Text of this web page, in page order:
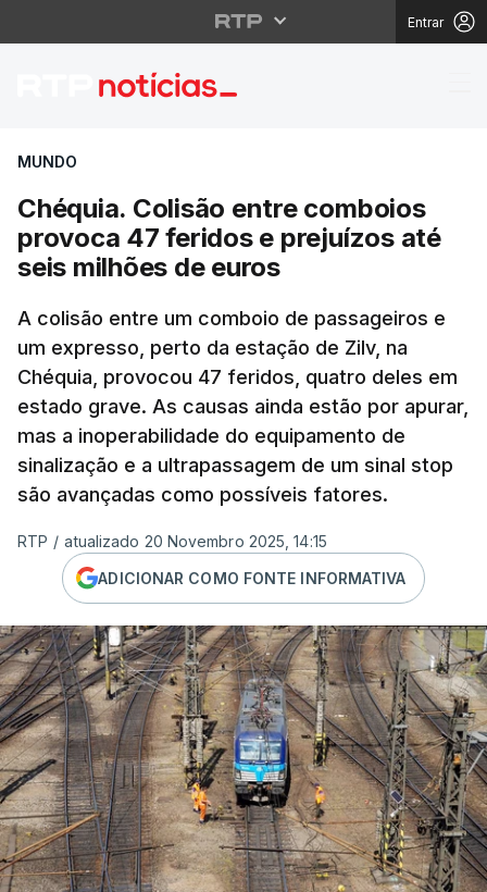
Entrar
Chéquia. Colisão
MUNDO
Chéquia. Colisão entre comboios
provoca 47 feridos e prejuízos até
seis milhões de euros
A colisão entre um comboio de passageiros e
um expresso, perto da estação de Zilv, na
Chéquia, provocou 47 feridos, quatro deles em
estado grave. As causas ainda estão por apurar,
mas a inoperabilidade do equipamento de
sinalização e a ultrapassagem de um sinal stop
são avançadas como possíveis fatores.
RTP / atualizado 20 Novembro 2025, 14:15
ADICIONAR COMO FONTE INFORMATIVA